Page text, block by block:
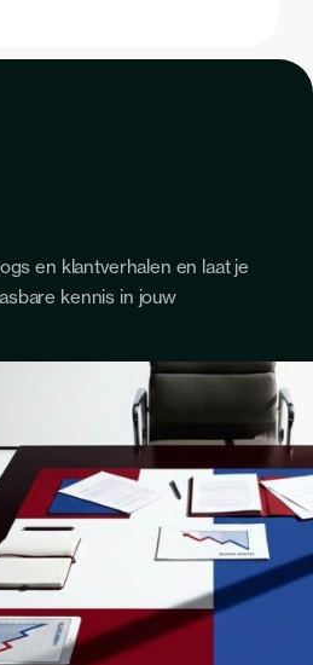
en klantverhalen en laat je
kennis in jouw